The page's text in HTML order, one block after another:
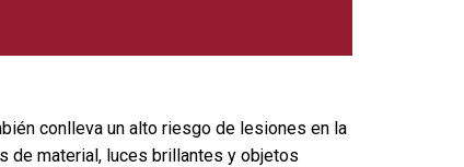
conlleva un alto riesgo de lesiones en la
de material, luces brillantes y objetos